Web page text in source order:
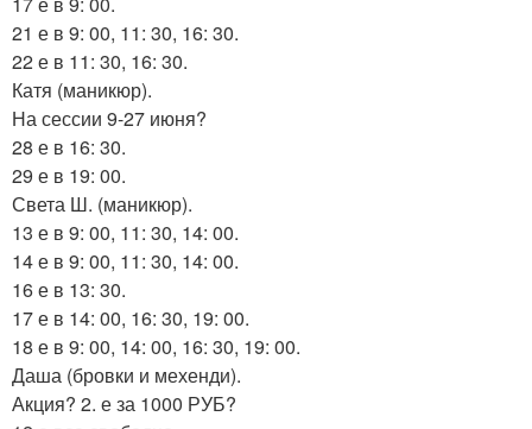
21 е в 9: 00, 11: 30, 16: 30.
22 е в 11: 30, 16: 30.
Катя (маникюр).
На сессии 9-27 июня?
28 е в 16: 30.
29 е в 19: 00.
Света Ш. (маникюр).
13 е в 9: 00, 11: 30, 14: 00.
14 е в 9: 00, 11: 30, 14: 00.
16 е в 13: 30.
17 е в 14: 00, 16: 30, 19: 00.
18 е в 9: 00, 14: 00, 16: 30, 19: 00.
Даша (бровки и мехенди).
Акция? 2. е за 1000 РУБ?